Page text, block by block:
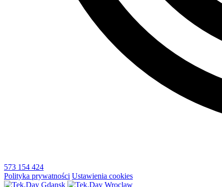
573 154 424
Polityka prywatności Ustawienia cookies